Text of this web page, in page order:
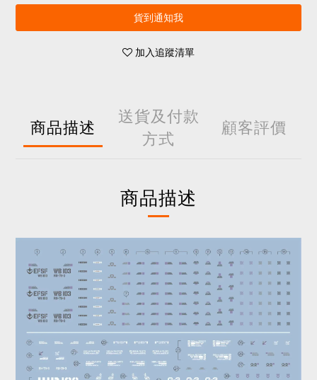
貨到通知我
加入追蹤清單
商品描述
送貨及付款
方式
顧客評價
商品描述